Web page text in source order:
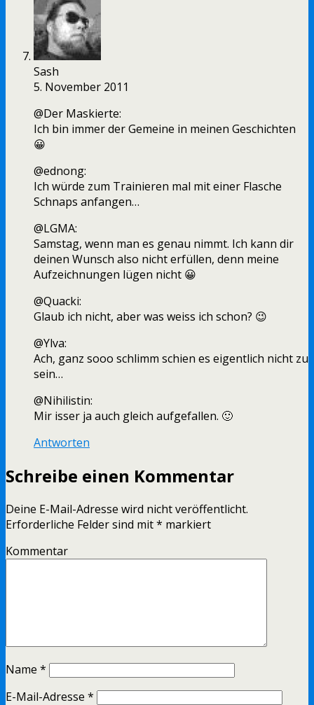
Sash
5. November 2011
@Der Maskierte:
Ich bin immer der Gemeine in meinen Geschichten
😀
@ednong:
Ich würde zum Trainieren mal mit einer Flasche
Schnaps anfangen…
@LGMA:
Samstag, wenn man es genau nimmt. Ich kann dir
deinen Wunsch also nicht erfüllen, denn meine
Aufzeichnungen lügen nicht 😀
@Quacki:
Glaub ich nicht, aber was weiss ich schon? 😉
@Ylva:
Ach, ganz sooo schlimm schien es eigentlich nicht zu
sein…
@Nihilistin:
Mir isser ja auch gleich aufgefallen. 🙂
Antworten
Schreibe einen Kommentar
Deine E-Mail-Adresse wird nicht veröffentlicht.
Erforderliche Felder sind mit* markiert
Kommentar
Name *
E-Mail-Adresse *